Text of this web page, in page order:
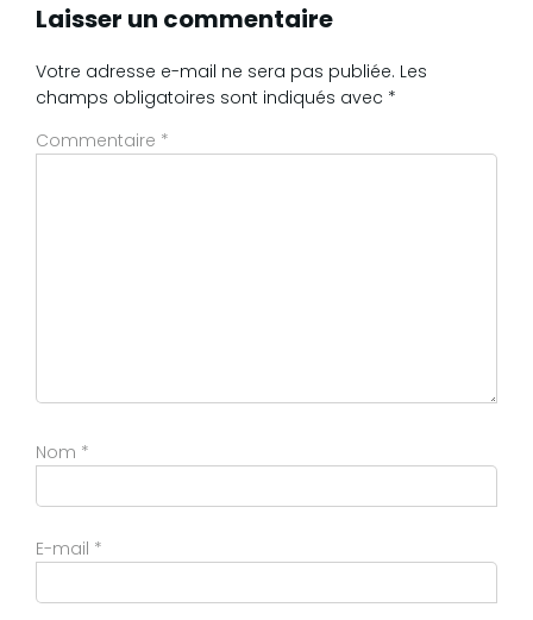
Laisser un commentaire
Votre adresse e-mail ne sera pas publiée. Les
champs obligatoires sont indiqués avec *
Commentaire *
Nom *
E-mail *